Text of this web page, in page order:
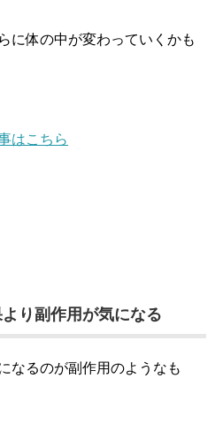
に体の中が変わっていくかも
はこちら
り副作用が気になる
なるのが副作用のようなも